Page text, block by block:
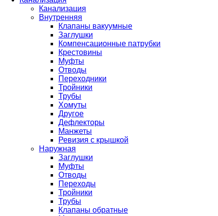
Канализация
Внутренняя
Клапаны вакуумные
Заглушки
Компенсационные патрубки
Крестовины
Муфты
Отводы
Переходники
Тройники
Трубы
Хомуты
Другое
Дефлекторы
Манжеты
Ревизия с крышкой
Наружная
Заглушки
Муфты
Отводы
Переходы
Тройники
Трубы
Клапаны обратные